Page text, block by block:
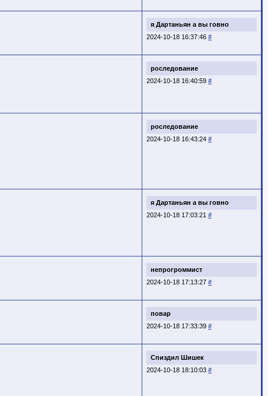
я Дартаньян а вы говно
2024-10-18 16:37:46 #
роследование
2024-10-18 16:40:59 #
роследование
2024-10-18 16:43:24 #
я Дартаньян а вы говно
2024-10-18 17:03:21 #
непрогроммист
2024-10-18 17:13:27 #
повар
2024-10-18 17:33:39 #
Спиздил Шишек
2024-10-18 18:10:03 #